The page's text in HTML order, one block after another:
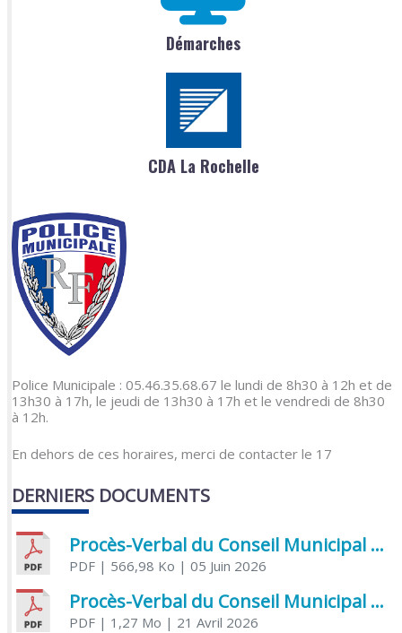
Démarches
CDA La Rochelle
Police Municipale : 05.46.35.68.67 le lundi de 8h30 à 12h et de
13h30 à 17h, le jeudi de 13h30 à 17h et le vendredi de 8h30
à 12h.
En dehors de ces horaires, merci de contacter le 17
DERNIERS DOCUMENTS
Procès-Verbal du Conseil Municipal du 5 juin 2026
PDF| 566,98 Ko | 05 Juin 2026
Procès-Verbal du Conseil Municipal du 21 avril 2026
PDF| 1,27 Mo | 21 Avril 2026